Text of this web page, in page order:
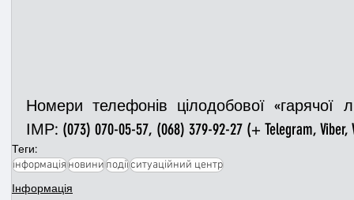
Номери телефонів цілодобової «гарячої
ІМР: (073) 070-05-57, (068) 379-92-27 (+ Telegram, Viber,
Теги:
інформаціяновиниподіїситуаційний центр
Інформація